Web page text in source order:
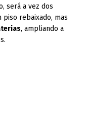
será a vez dos
piso rebaixado, mas
, ampliando a